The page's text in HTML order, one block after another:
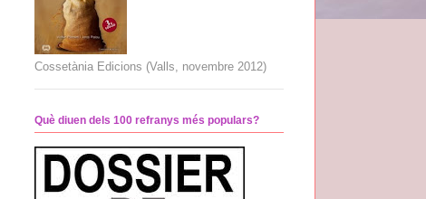
Cossetània Edicions (Valls, novembre 2012)
Què diuen dels 100 refranys més populars?